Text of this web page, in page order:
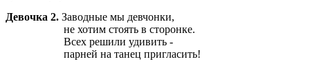
Девочка 2. Заводные мы девчонки,
не хотим стоять в сторонке.
Всех решили удивить -
парней на танец пригласить!